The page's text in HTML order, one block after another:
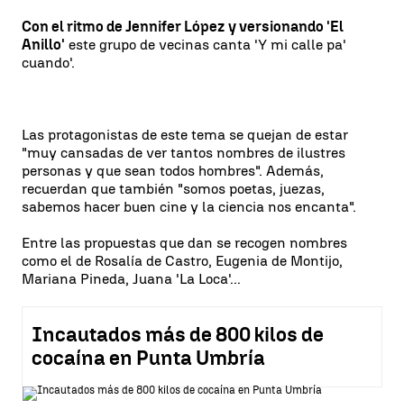
Con el ritmo de Jennifer López y versionando 'El
Anillo' este grupo de vecinas canta 'Y mi calle pa'
cuando'.
Las protagonistas de este tema se quejan de estar
"muy cansadas de ver tantos nombres de ilustres
personas y que sean todos hombres". Además,
recuerdan que también "somos poetas, juezas,
sabemos hacer buen cine y la ciencia nos encanta".
Entre las propuestas que dan se recogen nombres
como el de Rosalía de Castro, Eugenia de Montijo,
Mariana Pineda, Juana 'La Loca'...
Incautados más de 800 kilos de
cocaína en Punta Umbría